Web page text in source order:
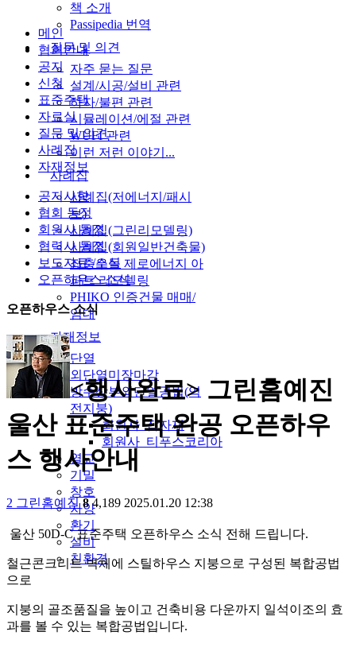
책 소개
Passipedia 번역
질문 및 의견
자주 묻는 질문
설계/시공/설비 관련
하자/불편 관련
시뮬레이션/에절 관련
WUFI 관련
이런 저런 이야기...
사례집
사례집(저에너지/패시
브)
사례집(그린리모델링)
사례집(회원일반건축물)
좌충우돌 제로에너지 아
파트 리모델링
PHIKO 인증건물 매매/
임대
자재정보
단열
외단열미장마감
방수상부외단열공법(역
전지붕)
회원사_잡자재
회원사_티푸스코리아
열교
기밀
창호
차양
환기
설비
친환경
메인
협회안내
공지
신청
표준주택
자료실
질문 및 의견
사례집
자재정보
공지사항
협회 동정
회원사 동정
협력사 동정
보도자료 /소식
오픈하우스 소식
오픈하우스 소식
<행사완료> 그린홈예진
울산 표준주택 완공 오픈하우
스 행사안내
2 그린홈예진 8 4,189 2025.01.20 12:38
울산 50D-C 표준주택 오픈하우스 소식 전해 드립니다.
철근콘크리트 벽체에 스틸하우스 지붕으로 구성된 복합공법
으로
지붕의 골조품질을 높이고 건축비용 다운까지 일석이조의 효
과를 볼 수 있는 복합공법입니다.